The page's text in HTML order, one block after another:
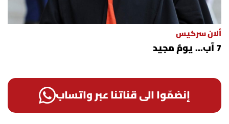
ألان سركيس
7 آب... يومٌ مجيد
إنضمّوا الى قناتنا عبر واتساب